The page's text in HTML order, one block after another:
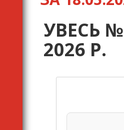
УВЕСЬ
2026 Р.